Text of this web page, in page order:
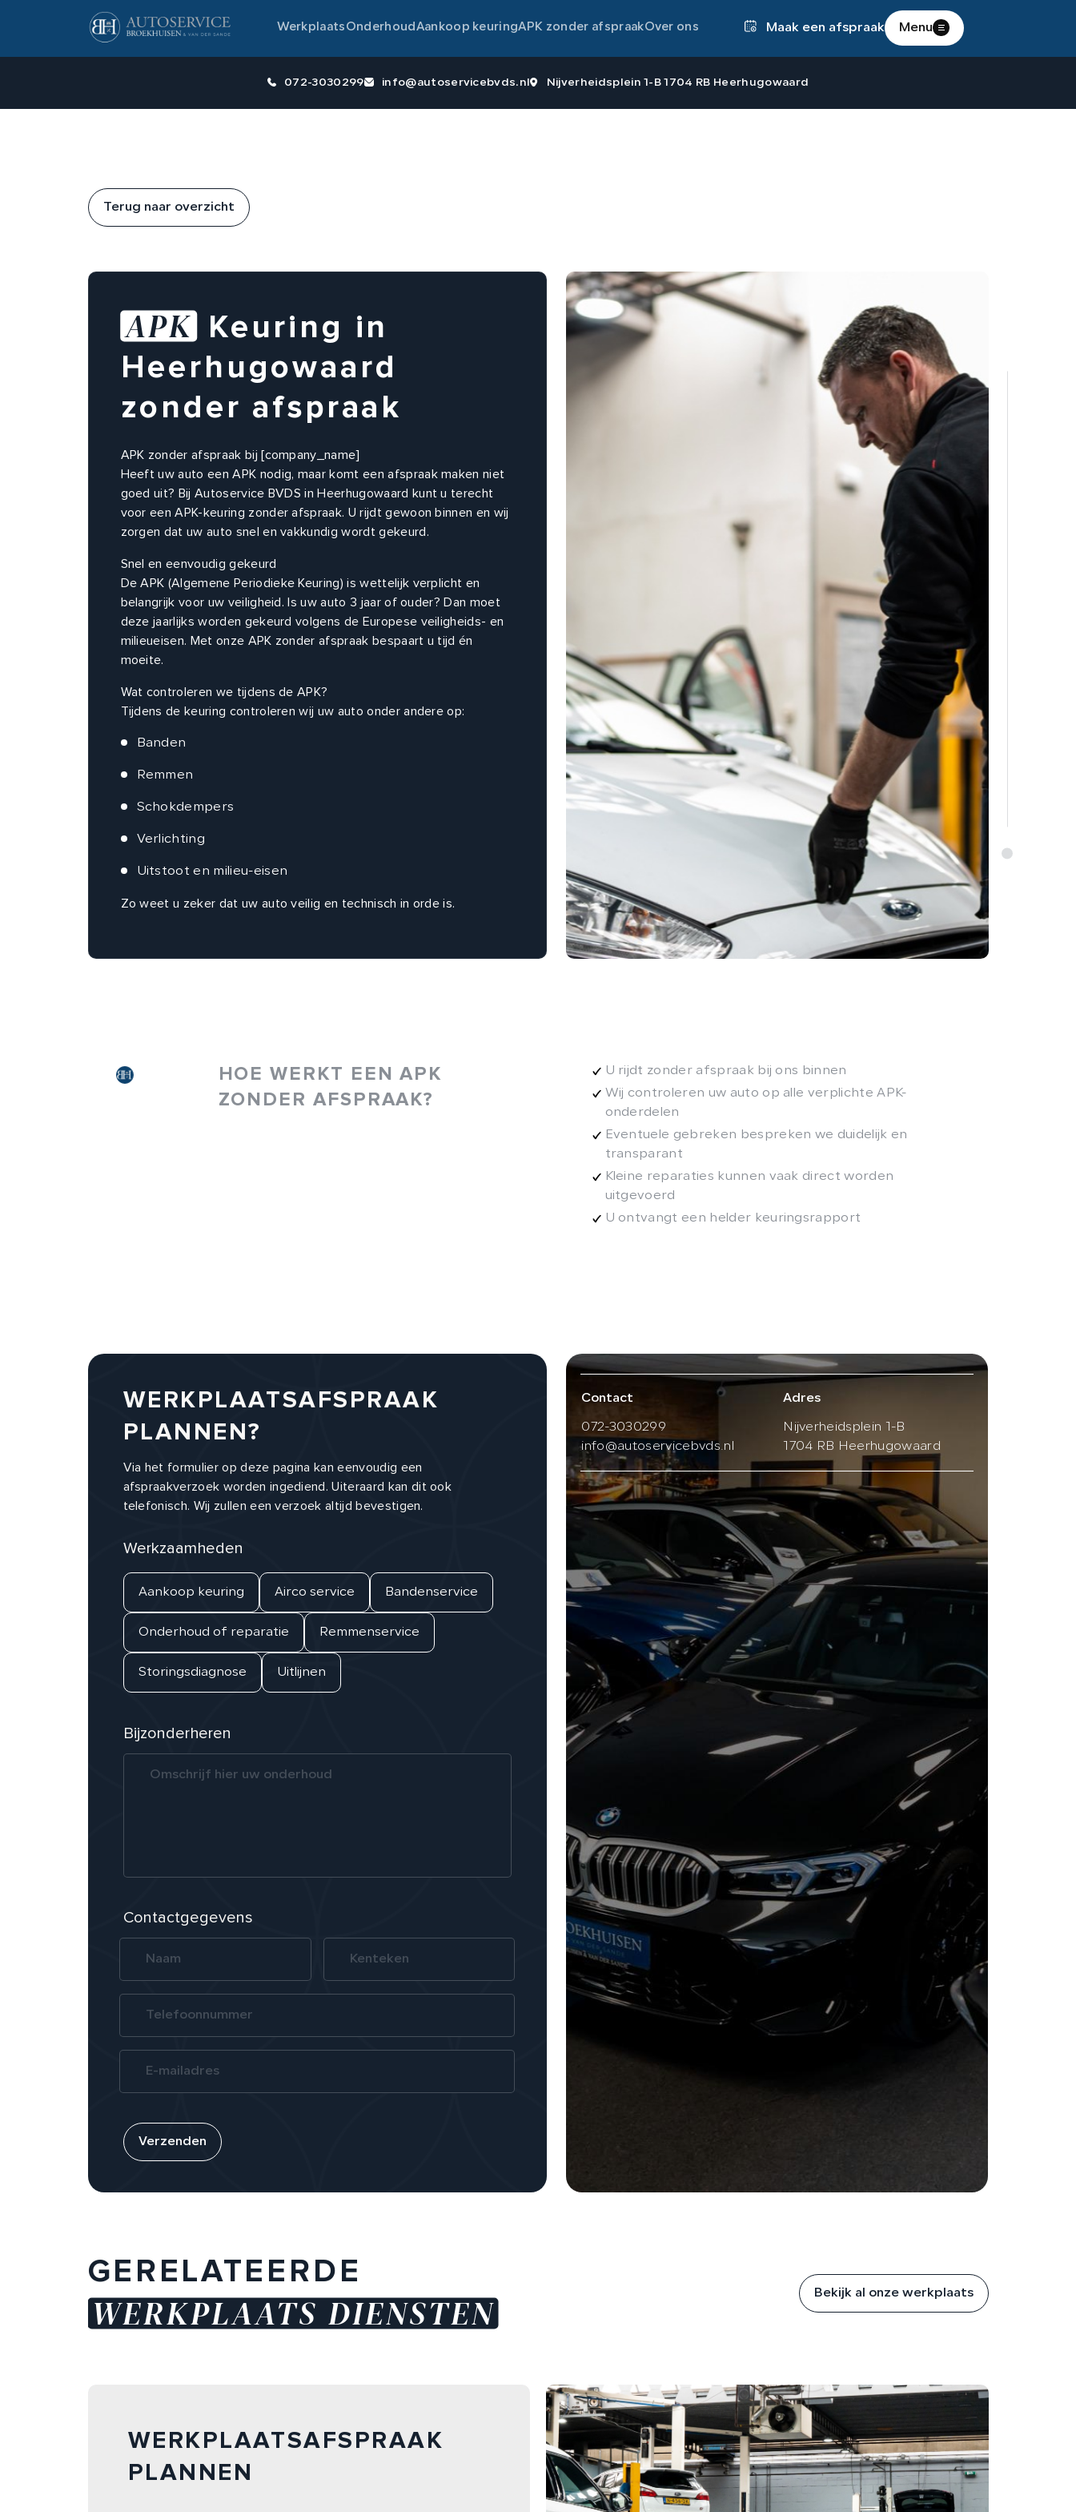
Werkplaats Onderhoud Aankoop keuringAPK zonder afspraakOver ons Maak een afspraak Menu
072-3030299 info@autoservicebvds.nl Nijverheidsplein 1-B 1704 RB Heerhugowaard
WERKPLAATS
AANKOOP
KEURING
CONTACT
Terug naar overzicht
APK
Keuring in
Heerhugowaard
zonder afspraak
APK zonder afspraak bij [company_name]
Heeft uw auto een APK nodig, maar komt een afspraak maken niet
goed uit? Bij Autoservice BVDS in Heerhugowaard kunt u terecht
voor een APK-keuring zonder afspraak. U rijdt gewoon binnen en wij
zorgen dat uw auto snel en vakkundig wordt gekeurd.
Snel en eenvoudig gekeurd
De APK (Algemene Periodieke Keuring) is wettelijk verplicht en
belangrijk voor uw veiligheid. Is uw auto 3 jaar of ouder? Dan moet
deze jaarlijks worden gekeurd volgens de Europese veiligheids- en
milieueisen. Met onze APK zonder afspraak bespaart u tijd én
moeite.
Wat controleren we tijdens de APK?
Tijdens de keuring controleren wij uw auto onder andere op:
Banden
Remmen
Schokdempers
Verlichting
Uitstoot en milieu-eisen
Zo weet u zeker dat uw auto veilig en technisch in orde is.
HOE WERKT EEN APK
ZONDER AFSPRAAK?
U rijdt zonder afspraak bij ons binnen
Wij controleren uw auto op alle verplichte APK-
onderdelen
Eventuele gebreken bespreken we duidelijk en
transparant
Kleine reparaties kunnen vaak direct worden
uitgevoerd
U ontvangt een helder keuringsrapport
WERKPLAATSAFSPRAAK
PLANNEN?
Via het formulier op deze pagina kan eenvoudig een
afspraakverzoek worden ingediend. Uiteraard kan dit ook
telefonisch. Wij zullen een verzoek altijd bevestigen.
Werkzaamheden
Aankoop keuring Airco service Bandenservice
Onderhoud of reparatie Remmenservice
Storingsdiagnose Uitlijnen
Bijzonderheren
Contactgegevens
Verzenden
Contact
072-3030299
info@autoservicebvds.nl
Adres
Nijverheidsplein 1-B
1704 RB Heerhugowaard
GERELATEERDE
WERKPLAATS DIENSTEN Bekijk al onze werkplaats
WERKPLAATSAFSPRAAK
PLANNEN